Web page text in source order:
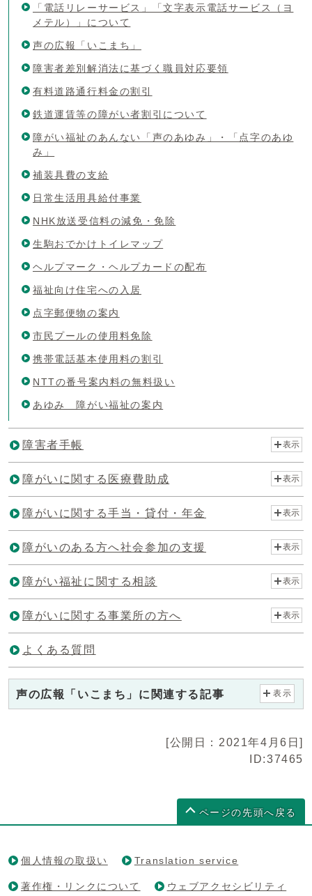
「電話リレーサービス」「文字表示電話サービス（ヨ
メテル）」について
声の広報「いこまち」
障害者差別解消法に基づく職員対応要領
有料道路通行料金の割引
鉄道運賃等の障がい者割引について
障がい福祉のあんない「声のあゆみ」・「点字のあゆ
み」
補装具費の支給
日常生活用具給付事業
NHK放送受信料の減免・免除
生駒おでかけトイレマップ
ヘルプマーク・ヘルプカードの配布
福祉向け住宅への入居
点字郵便物の案内
市民プールの使用料免除
携帯電話基本使用料の割引
NTTの番号案内料の無料扱い
あゆみ 障がい福祉の案内
障害者手帳 表示
障がいに関する医療費助成 表示
障がいに関する手当・貸付・年金 表示
障がいのある方へ社会参加の支援 表示
障がい福祉に関する相談 表示
障がいに関する事業所の方へ 表示
よくある質問
声の広報「いこまち」に関連する記事 表示
[公開日：2021年4月6日]
ID:37465
ページの先頭へ戻る
個人情報の取扱い Translation service
著作権・リンクについて ウェブアクセシビリティ